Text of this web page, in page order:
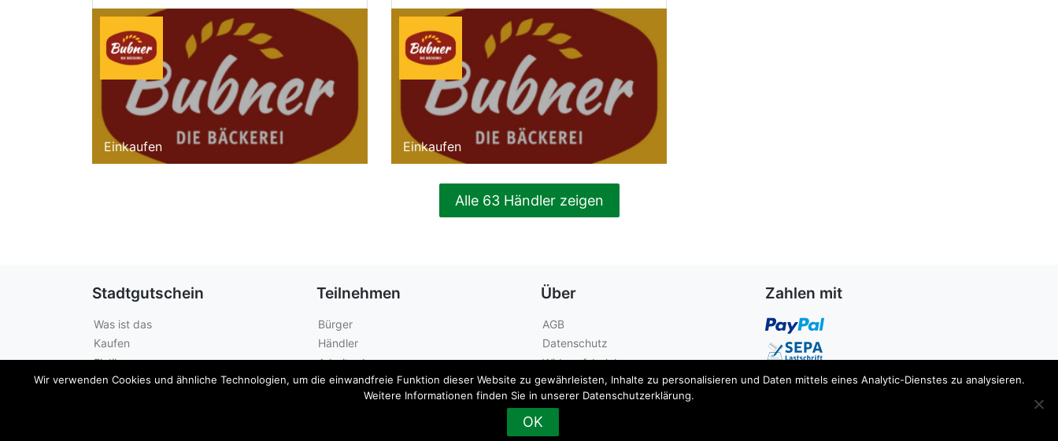
Einkaufen Einkaufen
Alle 63 Händler zeigen
Stadtgutschein
Was ist das
Kaufen
Einlösen
Guthabenabfrage
Teilnehmen
Bürger
Händler
Arbeitgeber
Städte
Über
AGB
Datenschutz
Widerrufsbelehrung
Kontakt
Zahlen mit
Wir verwenden Cookies und ähnliche Technologien, um die einwandfreie Funktion dieser Website zu gewährleisten, Inhalte zu personalisieren und Daten mittels eines Analytic-Dienstes zu analysieren.
Weitere Informationen finden Sie in unserer Datenschutzerklärung.
OK